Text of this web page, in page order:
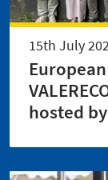
15th July
hosted